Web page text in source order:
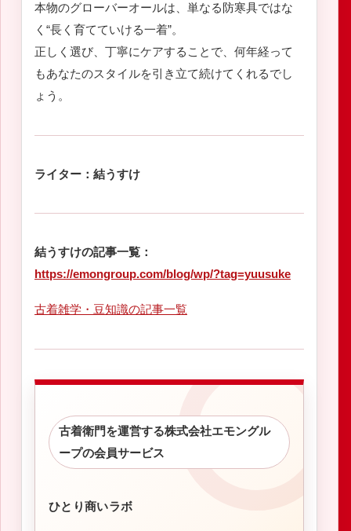
本物のグローバーオールは、単なる防寒具ではな
く“長く育てていける一着”。
正しく選び、丁寧にケアすることで、何年経って
もあなたのスタイルを引き立て続けてくれるでし
ょう。
ライター：結うすけ
結うすけの記事一覧：
https://emongroup.com/blog/wp/?tag=yuusuke
古着雑学・豆知識の記事一覧
古着衛門を運営する株式会社エモングル
ープの会員サービス
ひとり商いラボ